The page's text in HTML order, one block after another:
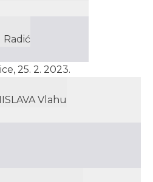
Radić
25. 2. 2023.
Vlahu